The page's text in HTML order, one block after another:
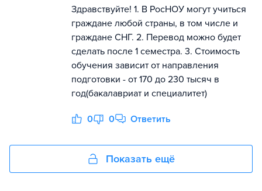
Здравствуйте! 1. В РосНОУ могут учиться
граждане любой страны, в том числе и
граждане СНГ. 2. Перевод можно будет
сделать после 1 семестра. 3. Стоимость
обучения зависит от направления
подготовки - от 170 до 230 тысяч в
год(бакалавриат и специалитет)
0 0 Ответить
Показать ещё